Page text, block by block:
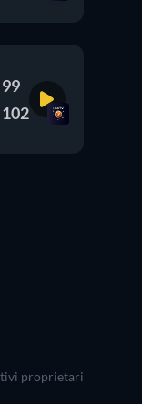
99
102
proprietari